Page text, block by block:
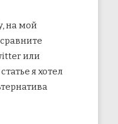
на мой
или
я хотел